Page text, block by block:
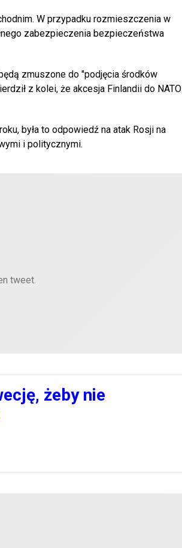
W przypadku rozmieszczenia w
zabezpieczenia bezpieczeństwa
zmuszone do "podjęcia środków
z kolei, że akcesja Finlandii do NATO
była to odpowiedź na atak Rosji na
i politycznymi.
tweet.
żeby nie